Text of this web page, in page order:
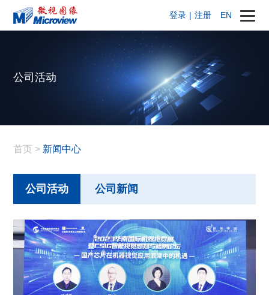
EN
登录 | 注册
公司活动
首页 > 新闻中心
公司活动 公司新闻